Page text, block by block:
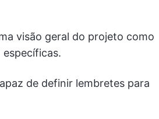
visão geral do projeto como
de definir lembretes para